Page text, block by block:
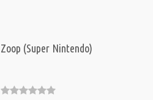
Zoop (Super Nintendo)